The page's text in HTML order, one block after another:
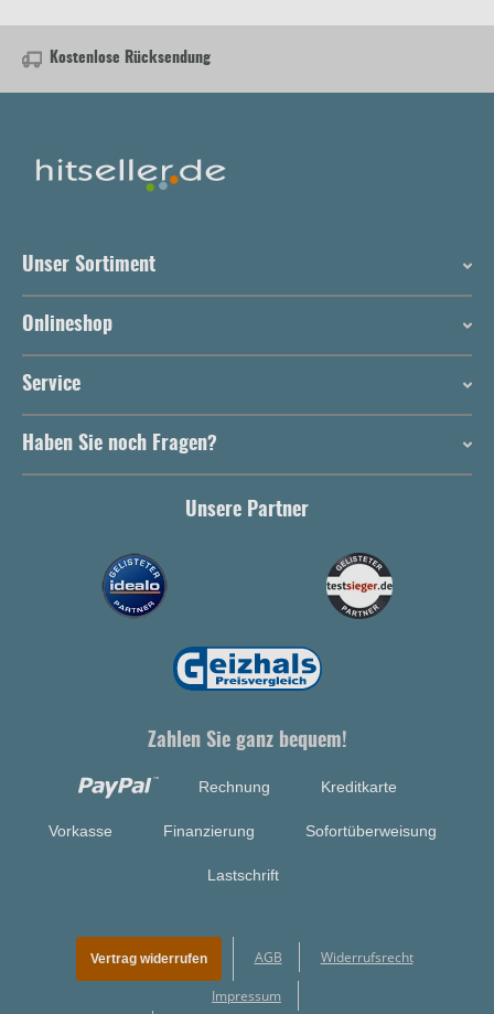
Kostenlose Rücksendung
Unser Sortiment
Onlineshop
Service
Haben Sie noch Fragen?
Unsere Partner
Zahlen Sie ganz bequem!
Rechnung Kreditkarte
Vorkasse Finanzierung Sofortüberweisung
Lastschrift
Vertrag widerrufen AGB Widerrufsrecht
Impressum